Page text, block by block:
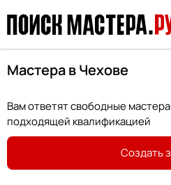
Мастера в Чехове
Вам ответят свободные
подходящей квалификацией
Создать